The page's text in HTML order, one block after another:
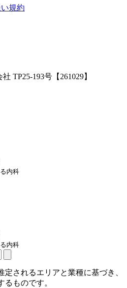
規約
TP25-193号【261029】
内科
内科
されるエリアと業種に基づき、
ものです。